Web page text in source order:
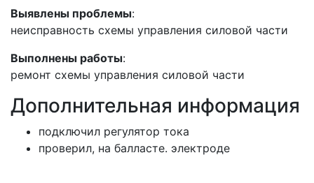
Выявлены проблемы:
неисправность схемы управления силовой части
Выполнены работы:
ремонт схемы управления силовой части
Дополнительная информация
подключил регулятор тока
проверил, на балласте. электроде